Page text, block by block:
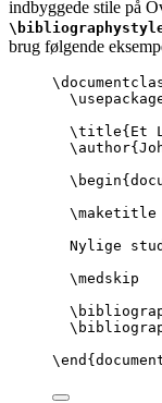
indbyggede stile på
brug følgende
\title{Et
\author
\begin{
\maketitle
Nylige
\medskip
\end {